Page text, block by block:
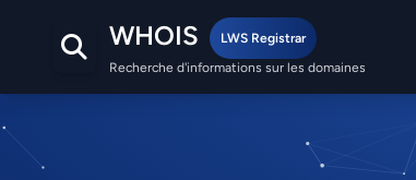
WHOIS
LWS Registrar
Recherche d'informations sur les domaines